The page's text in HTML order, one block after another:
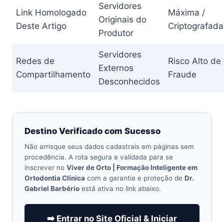
Link Homologado
Deste Artigo
Servidores
Originais do
Produtor
Máxima /
Criptografada
Redes de
Compartilhamento
Servidores
Externos
Desconhecidos
Risco Alto de
Fraude
Destino Verificado com Sucesso
Não arrisque seus dados cadastrais em páginas sem
procedência. A rota segura e validada para se
inscrever no Viver de Orto | Formação Inteligente em
Ortodontia Clínica com a garantia e proteção de Dr.
Gabriel Barbério está ativa no link abaixo.
➡️ Entrar no Site Oficial & Iniciar